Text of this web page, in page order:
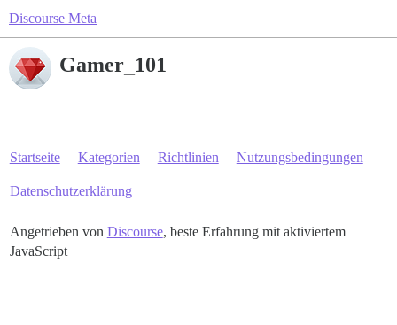
Discourse Meta
Gamer_101
Startseite Kategorien Richtlinien Nutzungsbedingungen
Datenschutzerklärung
Angetrieben von Discourse, beste Erfahrung mit aktiviertem
JavaScript